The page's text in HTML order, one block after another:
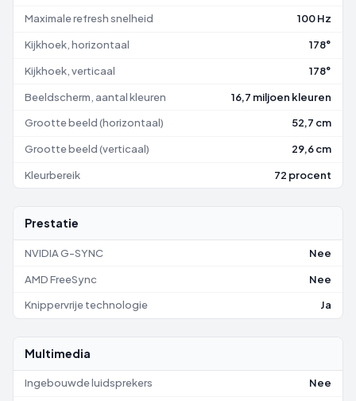
Maximale refresh snelheid 100 Hz
Kijkhoek, horizontaal 178°
Kijkhoek, verticaal 178°
Beeldscherm, aantal kleuren 16,7 miljoen kleuren
Grootte beeld (horizontaal) 52,7 cm
Grootte beeld (verticaal) 29,6 cm
Kleurbereik 72 procent
Prestatie
NVIDIA G-SYNC Nee
AMD FreeSync Nee
Knippervrije technologie Ja
Multimedia
Ingebouwde luidsprekers Nee